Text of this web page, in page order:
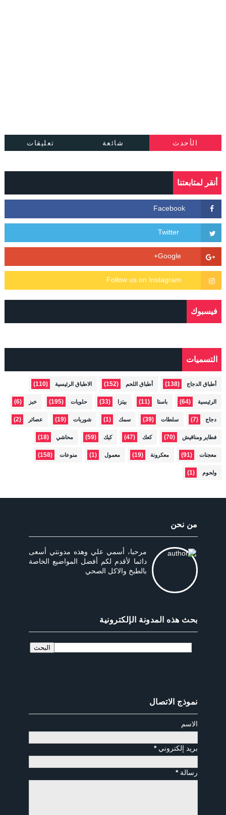
الأحدث شائعة تعليقات
أنقر لمتابعتنا
فيسبوك
التسميات
أطباق الدجاج (138) أطباق اللحم (152) الاطباق الرئيسية (110)
الرئيسية (64) باستا (11) بيتزا (33) حلويات (195) خبز (6)
دجاج (7) سلطات (39) سمك (1) شوربات (19) عصائر (2)
فطاير ومناقيش (70) كعك (47) كيك (59) محاشي (18)
معجنات (91) معكرونة (19) معمول (1) منوعات (158)
ولحوم (1)
من نحن
مرحبا، أسمي علي وهذه مدونتي أسعى
دائما لأقدم لكم أفضل المواضيع الخاصة
بالطبخ والاكل الصحي
بحث هذه المدونة الإلكترونية
نموذج الاتصال
الاسم
بريد إلكتروني*
رسالة*